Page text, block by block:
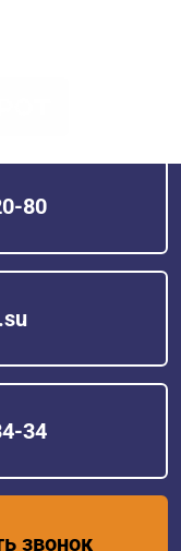
80
34
звонок